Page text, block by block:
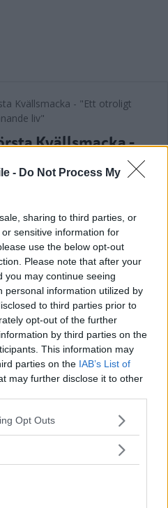
- Do Not Process My
sharing to third parties, or
sensitive information for
use the below opt-out
Please note that after your
you may continue seeing
personal information utilized by
to third parties prior to
opt-out of the further
by third parties on the
This information may
parties on the IAB’s List of
may further disclose it to other
app uses one or more Google
behaviour. You may click to
purposes in below Google
Opt Outs
Kvällsmacka -
nyheter
upphandlingsfusket
PEKAR UT TILL NY
på väg att spricka?
siktar högt när SM körs på